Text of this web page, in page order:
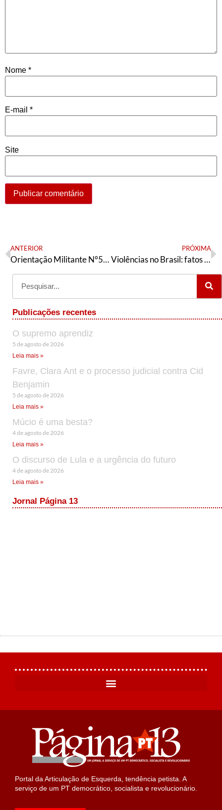
Nome *
E-mail *
Site
ANTERIOR
Orientação Militante N°522 (23 de fevereiro de 2026)
PRÓXIMA
Violências no Brasil: fatos e soluções
Publicações recentes
O supremo aprendiz
5 de agosto de 2026
Leia mais »
Favre, Clara Ant e o processo judicial contra Cid
Benjamin
5 de agosto de 2026
Leia mais »
Múcio é uma besta?
4 de agosto de 2026
Leia mais »
O discurso de Lula e a urgência do futuro
4 de agosto de 2026
Leia mais »
Jornal Página 13
Portal da Articulação de Esquerda, tendência petista. A
serviço de um PT democrático, socialista e revolucionário.